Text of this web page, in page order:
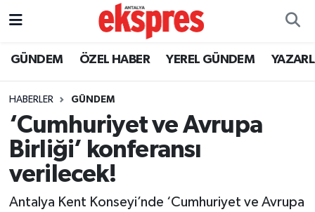
GÜNDEM ÖZEL HABER YEREL GÜNDEM
HABERLER GÜNDEM
‘Cumhuriyet ve Avrupa
Birliği’ konferansı
verilecek!
Antalya Kent Konseyi’nde ‘Cumhuriyet ve Avrupa
ÖZEL HABER
YEREL GÜNDEM
EKONOMİ
KÜLTÜR - SANAT
Nöbetçi Eczaneler
Trafik Durumu
Süper Lig Puan Durumu ve Fikstür
Tüm Manşetler